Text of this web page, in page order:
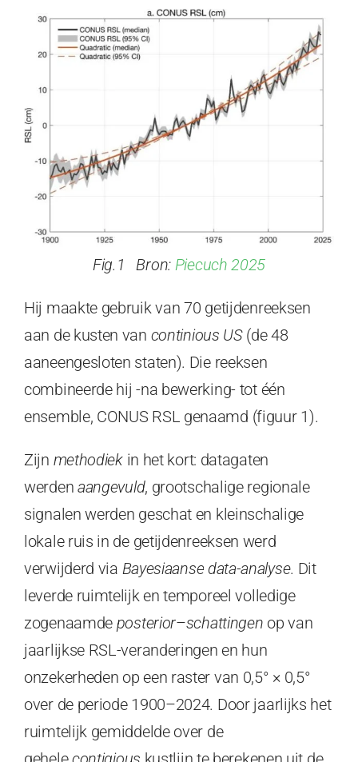
Fig.1 Bron: Piecuch 2025
Hij maakte gebruik van 70 getijdenreeksen
aan de kusten van continious US(de 48
aaneengesloten staten). Die reeksen
combineerde hij -na bewerking- tot één
ensemble, CONUS RSL genaamd (figuur 1).
Zijn methodiekin het kort: datagaten
werden aangevuld, grootschalige regionale
signalen werden geschat en kleinschalige
lokale ruis in de getijdenreeksen werd
verwijderd via Bayesiaanse data-analyse. Dit
leverde ruimtelijk en temporeel volledige
zogenaamde posterior–schattingen op van
jaarlijkse RSL-veranderingen en hun
onzekerheden op een raster van 0,5° × 0,5°
over de periode 1900–2024. Door jaarlijks het
ruimtelijk gemiddelde over de